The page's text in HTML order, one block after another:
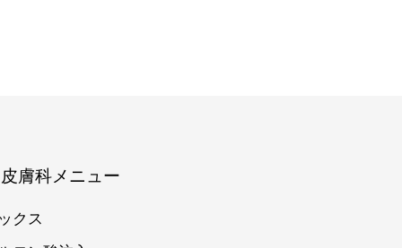
膚科メニュー
クス